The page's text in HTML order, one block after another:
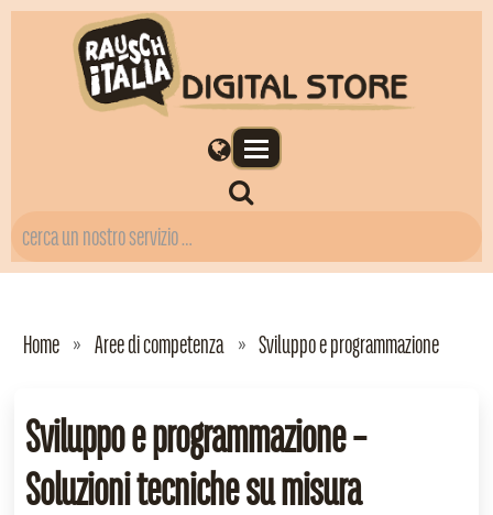
Home Aree di competenza Sviluppo e programmazione
Sviluppo e programmazione –
Soluzioni tecniche su misura